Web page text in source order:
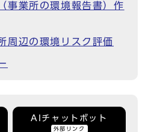
事業所の環境報告書）作
周辺の環境リスク評価
AIチャットボット
外部リンク